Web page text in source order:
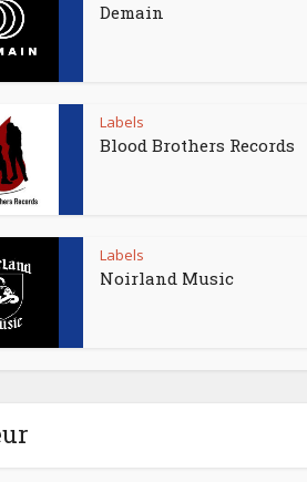
Demain
Labels
Blood Brothers Records
Labels
Noirland Music